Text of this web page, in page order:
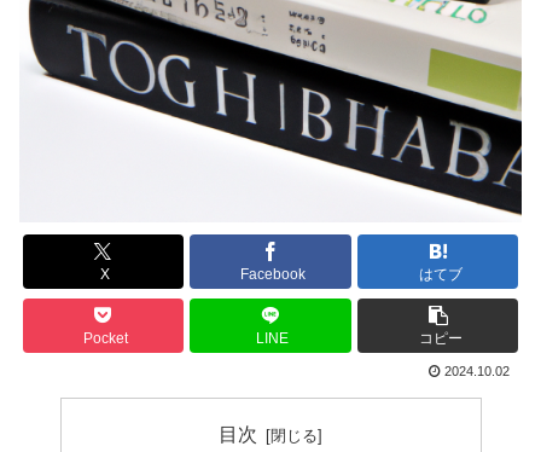
X Facebook はてブ
Pocket LINE コピー
2024.10.02
目次